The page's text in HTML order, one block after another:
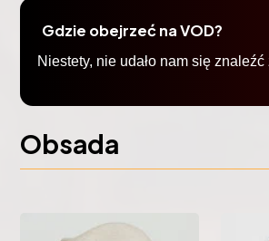
Gdzie obejrzeć na VOD?
Obsada